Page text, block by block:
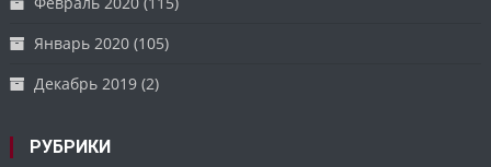
Январь 2020 (105)
Декабрь 2019 (2)
РУБРИКИ